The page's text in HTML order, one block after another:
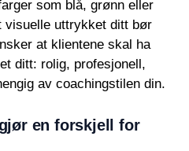
som blå, grønn eller
visuelle uttrykket ditt bør
at klientene skal ha
ditt: rolig, profesjonell,
av coachingstilen din.
en forskjell for